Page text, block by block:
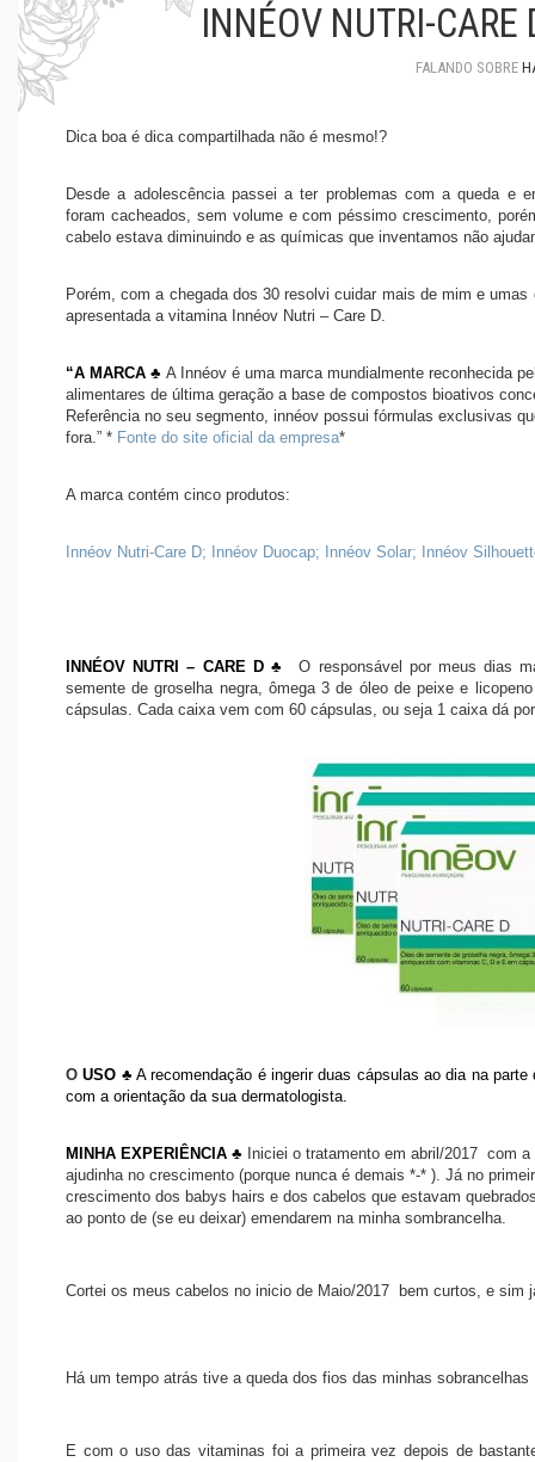
INNÉOV NUTRI-
FALANDO SOBRE
Dica boa é dica compartilhada não é mesmo!?
Desde a adolescência passei a ter problemas com a queda e
foram cacheados, sem volume e com péssimo crescimento,
cabelo estava diminuindo e as químicas que inventamos não
Porém, com a chegada dos 30 resolvi cuidar mais de mim e
apresentada a vitamina Innéov Nutri – Care D.
“A MARCA ♣ A Innéov é uma marca mundialmente reconhecida
alimentares de última geração a base de compostos bioativos
Referência no seu segmento, innéov possui fórmulas exclusivas
fora.” * Fonte do site oficial da empresa*
A marca contém cinco produtos:
Innéov Nutri-Care D; Innéov Duocap; Innéov Solar; Innéov
INNÉOV NUTRI – CARE D ♣
O responsável por meus dias
semente de groselha negra, ômega 3 de óleo de peixe e
cápsulas. Cada caixa vem com 60 cápsulas, ou seja 1 caixa dá
O USO ♣ A recomendação é ingerir duas cápsulas ao dia na
com a orientação da sua dermatologista.
MINHA EXPERIÊNCIA ♣ Iniciei o tratamento em abril/2017 com
ajudinha no crescimento (porque nunca é demais *-* ). Já no
crescimento dos babys hairs e dos cabelos que estavam
ao ponto de (se eu deixar) emendarem na minha sombrancelha.
Cortei os meus cabelos no inicio de Maio/2017 bem curtos, e
Há um tempo atrás tive a queda dos fios das minhas
E com o uso das vitaminas foi a primeira vez depois de